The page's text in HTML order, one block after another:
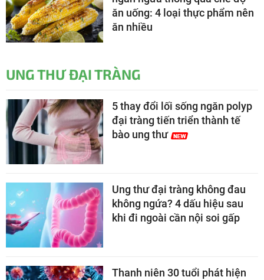
ăn uống: 4 loại thực phẩm nên
ăn nhiều
UNG THƯ ĐẠI TRÀNG
5 thay đổi lối sống ngăn polyp
đại tràng tiến triển thành tế
bào ung thư
Ung thư đại tràng không đau
không ngứa? 4 dấu hiệu sau
khi đi ngoài cần nội soi gấp
Thanh niên 30 tuổi phát hiện